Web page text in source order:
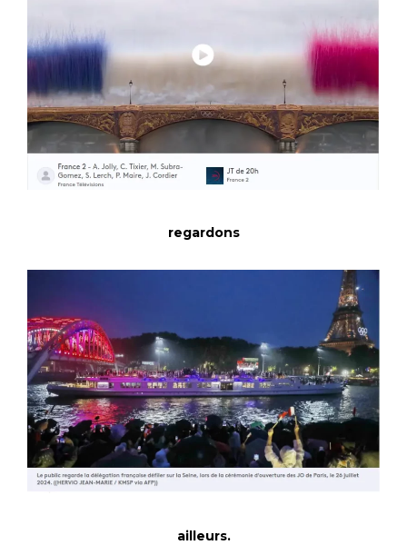
regardons
ailleurs.